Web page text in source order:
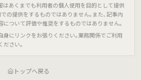
あくまでも利用者の個人使用を目的として提供
の提供をするものではありません｡また､記事内
について評価や推奨をするものではありません｡
にリンクをお張りください｡業務関係でご利用
ださい｡
トップへ戻る